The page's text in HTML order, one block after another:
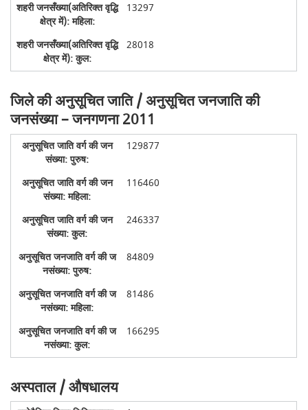
13297
28018
जिले की अनुसूचित जाति / अनुसूचित जनजाति की
जनसंख्या – जनगणना 2011
129877
116460
246337
84809
81486
166295
अस्पताल / औषधालय